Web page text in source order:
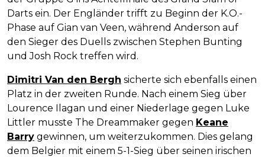
Darts ein. Der Engländer trifft zu Beginn der K.O.-
Phase auf Gian van Veen, während Anderson auf
den Sieger des Duells zwischen Stephen Bunting
und Josh Rock treffen wird.
Dimitri Van den Bergh sicherte sich ebenfalls einen
Platz in der zweiten Runde. Nach einem Sieg über
Lourence Ilagan und einer Niederlage gegen Luke
Littler musste The Dreammaker gegen Keane
Barry gewinnen, um weiterzukommen. Dies gelang
dem Belgier mit einem 5-1-Sieg über seinen irischen